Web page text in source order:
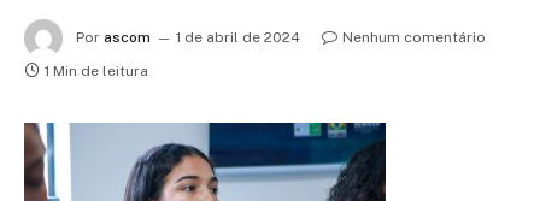
Por ascom 1 de abril de 2024
Nenhum comentário
1 Min de leitura